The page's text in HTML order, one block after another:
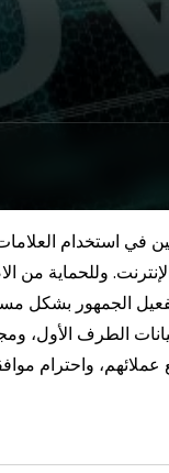
في استخدام
وللحماية من
الجمهور بشكل
الطرف
عملائهم، واحترام